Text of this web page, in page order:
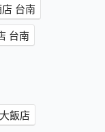
台南
台南
飯店